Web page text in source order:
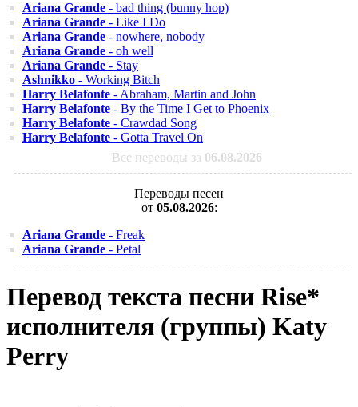
Ariana Grande - bad thing (bunny hop)
Ariana Grande - Like I Do
Ariana Grande - nowhere, nobody
Ariana Grande - oh well
Ariana Grande - Stay
Ashnikko - Working Bitch
Harry Belafonte - Abraham, Martin and John
Harry Belafonte - By the Time I Get to Phoenix
Harry Belafonte - Crawdad Song
Harry Belafonte - Gotta Travel On
Все переводы за 06.08.2026
Переводы песен
от 05.08.2026:
Ariana Grande - Freak
Ariana Grande - Petal
Перевод текста песни Rise*
исполнителя (группы) Katy
Perry